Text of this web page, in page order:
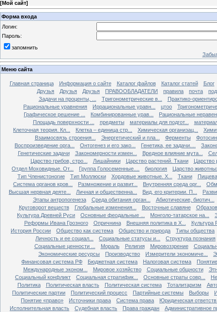
[Мой сайт]
Форма входа
Логин:
Пароль:
запомнить
Меню сайта
Главная страница Информация о сайте Каталог файлов Каталог статей
Блог
Друзья
Друзья Друзья ПРАВООБЛАДАТЕЛИ правила почта
Задачи на проценты, ...
Tригонометрические в...
Практико-
Рациональные уравнения
Иррациональные уравн... цтоо
Графическое решение ...
Комбинированные урав...
Рациональные
Площадь поверхности ...
предметы материалы для подгот...
Клеточная теория. Кл...
Клетка – единица стр... Химическая организац...
Взаимосвязь строения...
Энергетический и пла... Ферменты
Воспроизведение орга...
Онтогенез и его зако... Генетика, ее задачи....
Генетические задачи
Закономерности измен... Вредное влияние мута...
Царство грибов, стро...
Лишайники Царство растений. Ткани
Царство
Отдел Моховидные. От...
Группа Голосеменные.... биология
Царство
Тип Членистоногие
Тип Моллюски Хордовые животные. Х... Ткани
Система органов кров...
Размножение и развит... Внутренняя среда орг...
Высшая нервная деяте...
Личная и общественна... Вид, его критерии. П...
Этапы антропогенеза
Среда обитания орган...
Абиотические, биотич...
Круговорот веществ
Глобальные изменения... Восточные славяне
Культура Древней Руси
Основные феодальные ... Монголо-татарское на...
Реформы Ивана Грозного
Опричнина Внешняя политика в X...
Культура
История России
Общество как система Общество и природа
Типы общества
Личность и ее социал...
Социальные статусы и...
Структура познания
Социальные ценности ...
Мораль Религия Мировоззрение
Экономические ресурсы
Производство Измерители экономиче...
Финансовая система РФ
Бюджетная система Налоговая система
Международные эконом...
Мировое хозяйство Социальные общности
Социальный конфликт
Социальная стратифик... Основные страты совр...
Политика
Политическая власть Политическая система Тоталитаризм
Политические партии
Политический процесс Партийные системы Выборы
Понятие «право»
Источники права Система права
Юридическая
Исполнительная власть
Судебная власть Права граждан
Административное